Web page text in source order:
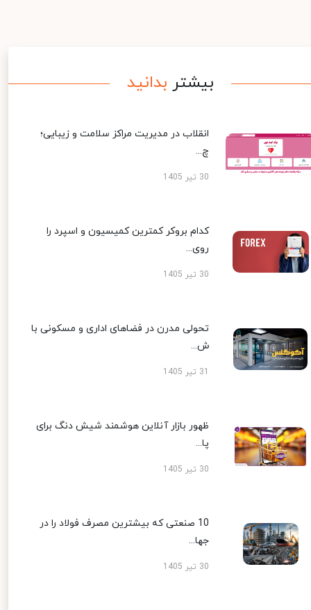
بیشتر بدانید
انقلاب در مدیریت مراکز سلامت و زیبایی؛
چ...
30 تیر 1405
کدام بروکر کمترین کمیسیون و اسپرد را
روی...
30 تیر 1405
تحولی مدرن در فضاهای اداری و مسکونی با
ش...
ظهور بازار آنلاین هوشمند شیش دنگ برای
پا...
30 تیر 1405
10 صنعتی که بیشترین مصرف فولاد را در
جها...
30 تیر 1405